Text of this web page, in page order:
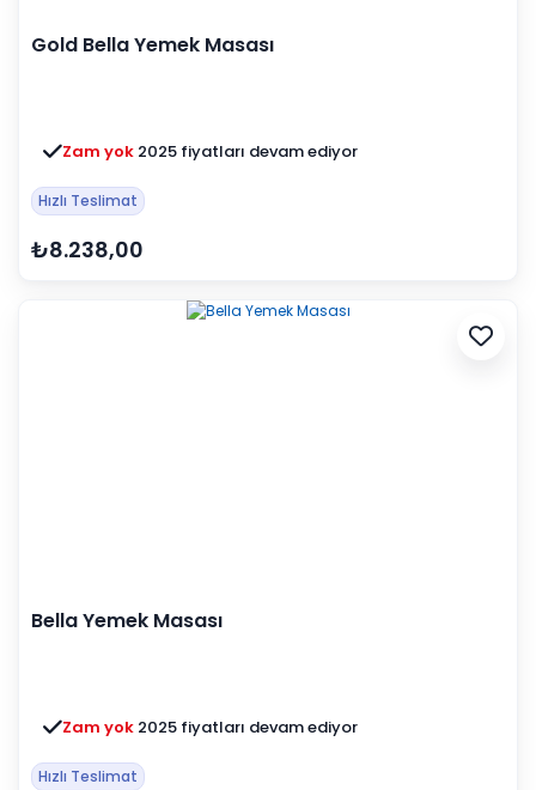
Gold Bella Yemek Masası
Zam yok 2025 fiyatları devam ediyor
Hızlı Teslimat
₺8.238,00
Bella Yemek Masası
Zam yok 2025 fiyatları devam ediyor
Hızlı Teslimat